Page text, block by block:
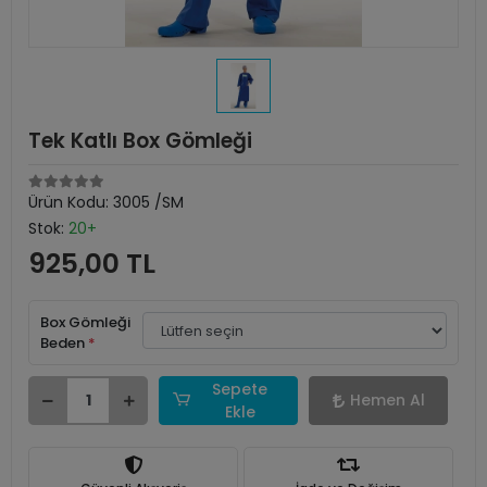
Tek Katlı Box Gömleği
Ürün Kodu: 3005 /SM
Stok: 20+
925,00 TL
Box Gömleği
Beden *
Sepete
Ekle
Hemen Al